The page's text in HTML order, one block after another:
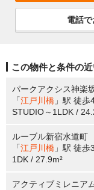
電話
この物件と条件の
パークアクシス神楽
「江戸川橋 」駅 徒歩
STUDIO～1LDK /
ルーブル新宿水道町
「江戸川橋 」駅 徒歩
1DK / 27.9m²
アクティブミレニア